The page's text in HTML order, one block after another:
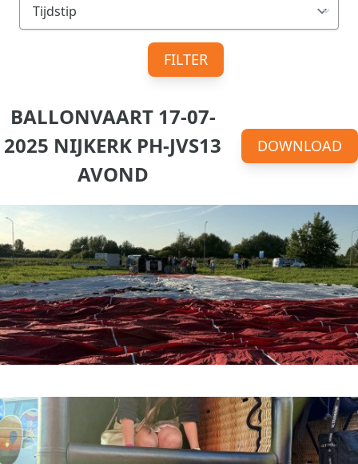
FILTER
BALLONVAART 17-07-
2025 NIJKERK PH-JVS13
AVOND
DOWNLOAD